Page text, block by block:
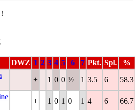
DWZ 1 2 3 4 5 6 7 Pkt. Spl. %
+ 1 0 0 ½ 1 3.5 6 58.3
+ 1 0 1 0 1 4 6 66.7